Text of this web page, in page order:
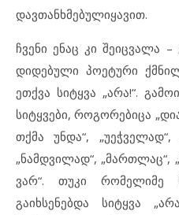
დავთანხმებულიყავით.
ჩვენი ენაც კი შეიცვალა
დიდებული პოეტური
ეთქვა სიტყვა „არა!“.
სიტყვები, როგორებიცა
თქმა უნდა“,
„ნამდვილად“, „მართლაც“,
ვარ“. თუკი რომელიმე
გაიხსენებდა სიტყვა